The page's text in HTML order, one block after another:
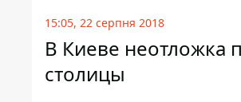
15:05, 22 серпня 2018
В Киеве неотложка
столицы